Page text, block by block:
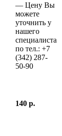
— Цену Вы
можете
уточнить у
нашего
специалиста
по тел.: +7
(342) 287-
50-90
140 р.